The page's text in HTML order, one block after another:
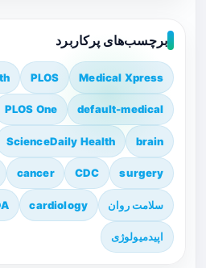
برچسب‌های پرکاربرد
Medical Xpress
PLOS
default-medical
PLOS One
brain
ScienceDaily Health
surgery
CDC
cancer
سلامت روان cardiology
اپیدمیولوژی